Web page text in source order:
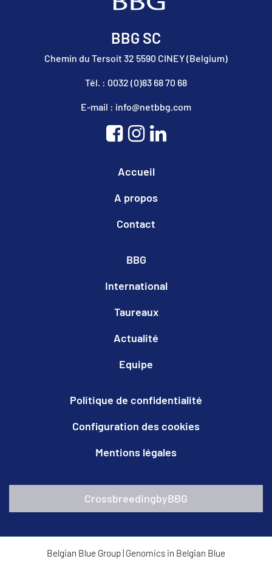
BBG SC
Chemin du Tersoit 32 5590 CINEY (Belgium)
Tél. : 0032 (0)83 68 70 68
E-mail : info@netbbg.com
Accueil
A propos
Contact
BBG
International
Taureaux
Actualité
Equipe
Politique de confidentialité
Configuration des cookies
Mentions légales
CrossbreedingbyBBG
Belgian Blue Group| Genomics in Belgian Blue